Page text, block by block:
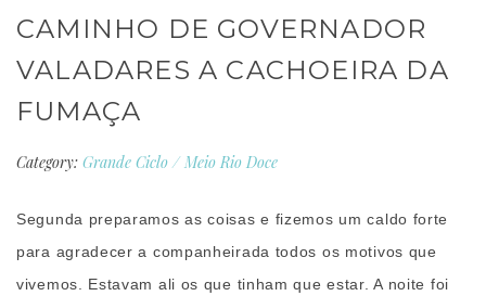
CAMINHO DE GOVERNADOR
VALADARES A CACHOEIRA DA
FUMAÇA
Category: Grande Ciclo / Meio Rio Doce
Segunda preparamos as coisas e fizemos um caldo forte
para agradecer a companheirada todos os motivos que
vivemos. Estavam ali os que tinham que estar. A noite foi